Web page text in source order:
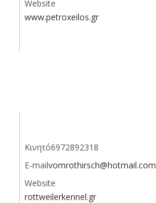
Website
www.petroxeilos.gr
Κινητό6972892318
E-mailvomrothirsch@hotmail.com
Website
rottweilerkennel.gr